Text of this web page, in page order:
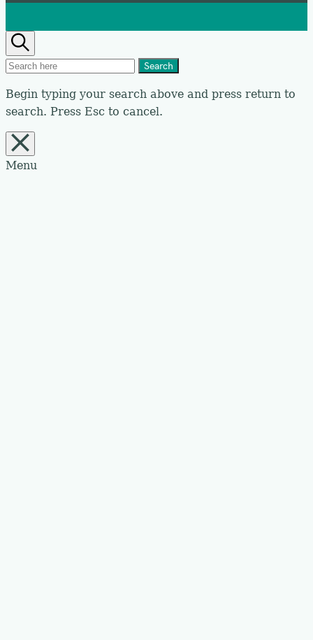
Search
Search
Search
Begin typing your search above and press return to
search. Press Esc to cancel.
Close
overlay
search
Menu